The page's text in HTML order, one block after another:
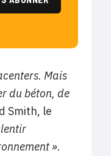
Mais
du béton, de
Smith, le
».